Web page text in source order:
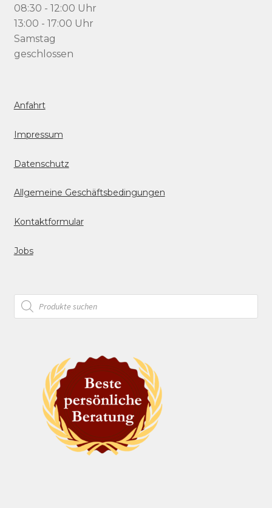
08:30 - 12:00 Uhr
13:00 - 17:00 Uhr
Samstag
geschlossen
Anfahrt
Impressum
Datenschutz
Allgemeine Geschäftsbedingungen
Kontaktformular
Jobs
Products
search